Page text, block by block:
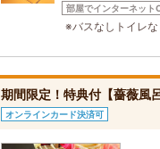
部屋でインターネット
※バスなしトイレな
期間限定！特典付【薔薇風
オンラインカード決済可